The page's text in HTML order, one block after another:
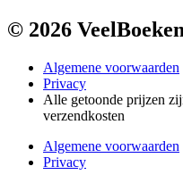
© 2026 VeelBoeken
Algemene voorwaarden
Privacy
Alle getoonde prijzen
verzendkosten
Algemene voorwaarden
Privacy